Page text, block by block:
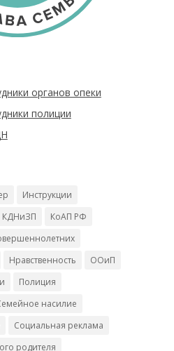
органов опеки
полиции
Инструкции
КДНиЗП
КоАП РФ
Нравственность
ООиП
Полиция
насилие
Социальная реклама
родителя